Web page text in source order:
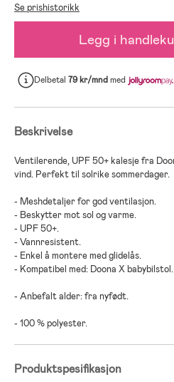
Se prishistorikk
Legg i
Delbetal 79 kr/mndmed
Beskrivelse
Ventilerende, UPF 50+ kalesje fra
vind. Perfekt til solrike sommerdager.
- Meshdetaljer for god ventilasjon.
- Beskytter mot sol og varme.
- UPF 50+.
- Vannresistent.
- Enkel å montere med glidelås.
- Kompatibel med: Doona X babybilstol.
- Anbefalt alder: fra nyfødt.
- 100 % polyester.
Produktspesifikasjon